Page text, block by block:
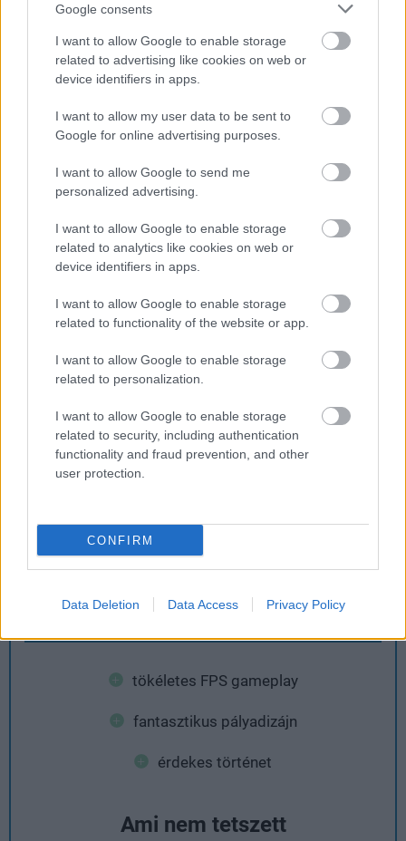
Google consents
I want to allow Google to enable storage
related to advertising like cookies on web or
device identifiers in apps.
I want to allow my user data to be sent to
Google for online advertising purposes.
I want to allow Google to send me
personalized advertising.
I want to allow Google to enable storage
related to analytics like cookies on web or
device identifiers in apps.
I want to allow Google to enable storage
related to functionality of the website or app.
I want to allow Google to enable storage
related to personalization.
I want to allow Google to enable storage
related to security, including authentication
functionality and fraud prevention, and other
user protection.
CONFIRM
Data Deletion Data Access Privacy Policy
Feliratkozom
SMASH by Meló-Diák: Homok, zene és a nyár legjobb
Július végén folytatódik a balatoni strandröplabda-
sorozat.
Platformok: PC PlayStation 5 Xbox Series X
Marathon Season 1
legtöbbek számára már az alapjáték is
megközelíthetetlen, nemhogy a legjobb részei.
Ami tetszett
tökéletes FPS gameplay
fantasztikus pályadizájn
érdekes történet
Ami nem tetszett